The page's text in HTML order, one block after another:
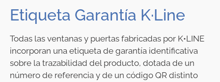
Etiqueta Garantía K·Line
Todas las ventanas y puertas fabricadas por K•LINE
incorporan una etiqueta de garantía identificativa
sobre la trazabilidad del producto, dotada de un
número de referencia y de un código QR distinto